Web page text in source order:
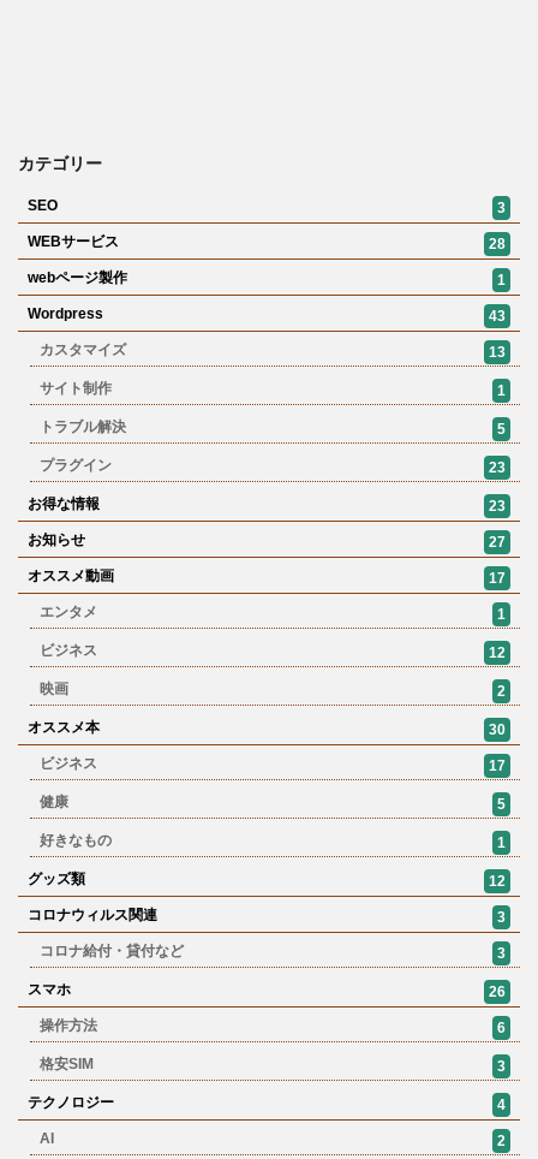
カテゴリー
SEO
3
WEBサービス
28
webページ製作
1
Wordpress
43
カスタマイズ
13
サイト制作 1
トラブル解決 5
プラグイン 23
お得な情報
23
お知らせ
27
オススメ動画
17
エンタメ
1
ビジネス 12
映画 2
オススメ本
30
ビジネス
17
健康 5
好きなもの 1
グッズ類
12
コロナウィルス関連
3
コロナ給付・貸付など
3
スマホ
26
操作方法
6
格安SIM 3
テクノロジー
4
AI
2